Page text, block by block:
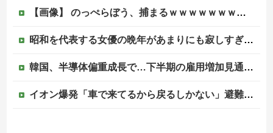
【画像】 のっぺらぼう、捕まるｗｗｗｗｗｗｗｗｗｗ
昭和を代表する女優の晩年があまりにも寂しすぎる！と話題に、自身の子供を餓死する寸前までネグレクトした挙句……
韓国、半導体偏重成長で…下半期の雇用増加見通しは20万人→10万人に半減
イオン爆発「車で来てるから戻るしかない」避難後に館内へ…現場の実態が判明